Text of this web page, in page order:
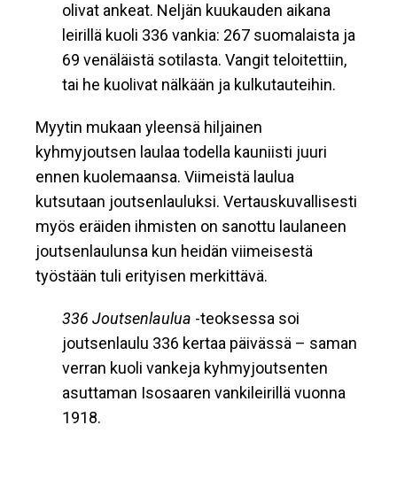
olivat ankeat. Neljän kuukauden aikana
leirillä kuoli 336 vankia: 267 suomalaista ja
69 venäläistä sotilasta. Vangit teloitettiin,
tai he kuolivat nälkään ja kulkutauteihin.
Myytin mukaan yleensä hiljainen
kyhmyjoutsen laulaa todella kauniisti juuri
ennen kuolemaansa. Viimeistä laulua
kutsutaan joutsenlauluksi. Vertauskuvallisesti
myös eräiden ihmisten on sanottu laulaneen
joutsenlaulunsa kun heidän viimeisestä
työstään tuli erityisen merkittävä.
336 Joutsenlaulua -teoksessa soi
joutsenlaulu 336 kertaa päivässä – saman
verran kuoli vankeja kyhmyjoutsenten
asuttaman Isosaaren vankileirillä vuonna
1918.